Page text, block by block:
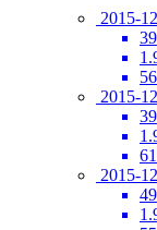
2015-
2015-
2015-